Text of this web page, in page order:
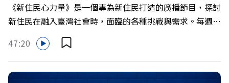
《新住民心力量》是一個專為新住民打造的廣播節目，探討
新住民在融入臺灣社會時，面臨的各種挑戰與需求。每週
五、週六下午2點FM104.9頻道播出；每週六、週日，Rti央
廣官網及各大Podcasts平台不限時間收聽
https://fstry.pse.is/6lmxw9 —— 以上為 Firstory Podcast
廣告 —— 臺北躍動館開工打造親子運動空間！運動竟然能
47:20